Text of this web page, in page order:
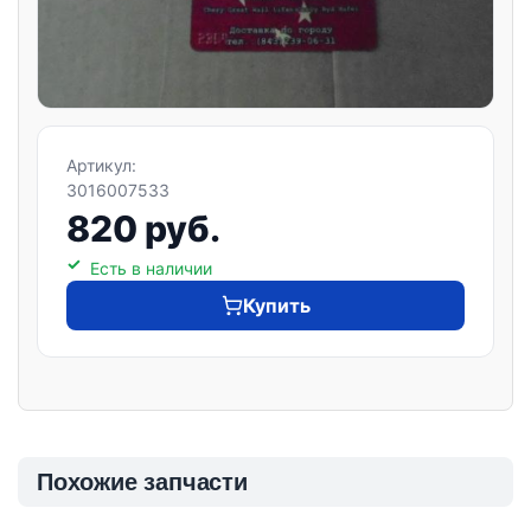
Артикул:
3016007533
820 руб.
Есть в наличии
Купить
Похожие запчасти